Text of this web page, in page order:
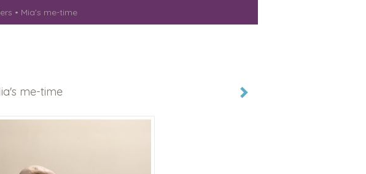
Mia's me-time
me-time